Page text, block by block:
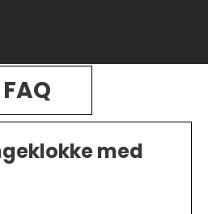
FAQ
med